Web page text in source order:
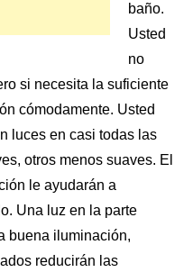
baño.
Usted
no
si necesita la suficiente
cómodamente. Usted
luces en casi todas las
otros menos suaves. El
le ayudarán a
Una luz en la parte
buena iluminación,
reducirán las